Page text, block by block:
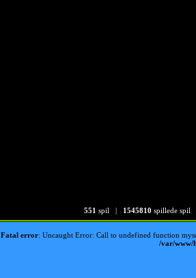
551 spil | 1545810 spillede spil
Fatal error: Uncaught Error: Call to undefined function
/var/www/